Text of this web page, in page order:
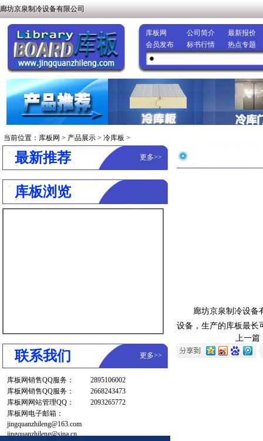
廊坊京泉制冷设备有限公司
库板网 公司简介
最新报价
会员发布
标书行情 热点专题
当前位置： 库板网 > 产品展示 > 冷库板 >
最新推荐 更多>>
库板浏览
联系我们 更多>>
库板网销售QQ服务：
2895106002
库板网销售QQ服务：
2668243473
库板网网站管理QQ：
2093265772
库板网电子邮箱：
jingquanzhileng@163.com
jingquanzhileng@sina.cn
廊坊京泉制冷设备有
设备，生产的库板最长
上一篇